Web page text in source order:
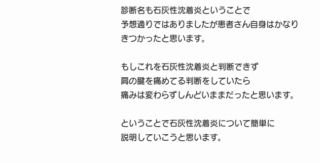
診断名も石灰性沈着炎ということで
予想通りではありましたが患者さん自身はかなり
きつかったと思います。
もしこれを石灰性沈着炎と判断できず
肩の腱を痛めてる判断をしていたら
痛みは変わらずしんどいままだったと思います。
ということで石灰性沈着炎について簡単に
説明していこうと思います。